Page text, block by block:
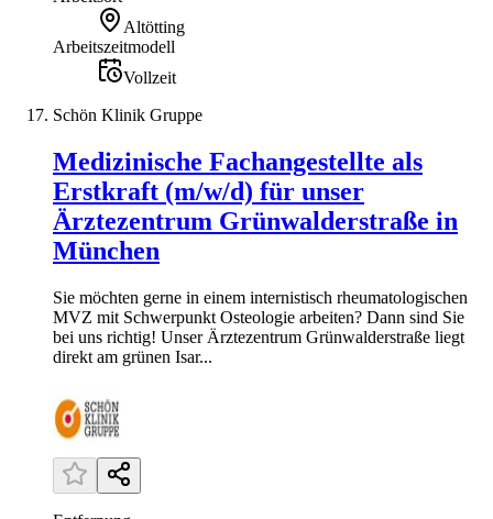
Altötting
Arbeitszeitmodell
Vollzeit
Schön Klinik Gruppe
Medizinische Fachangestellte als
Erstkraft (m/w/d) für unser
Ärztezentrum Grünwalderstraße in
München
Sie möchten gerne in einem internistisch rheumatologischen
MVZ mit Schwerpunkt Osteologie arbeiten? Dann sind Sie
bei uns richtig! Unser Ärztezentrum Grünwalderstraße liegt
direkt am grünen Isar...